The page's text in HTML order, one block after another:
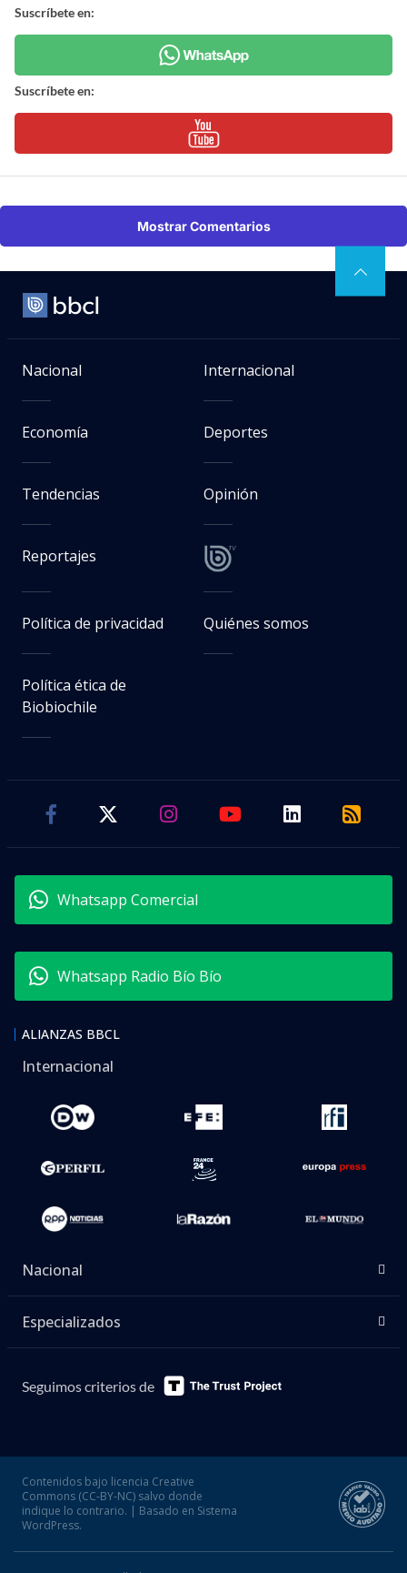
Suscríbete en:
Suscríbete en:
Mostrar Comentarios
Nacional Internacional
Economía Deportes
Tendencias Opinión
Reportajes
Política de privacidad Quiénes somos
Política ética de
Biobiochile
Whatsapp Comercial
Whatsapp Radio Bío Bío
ALIANZAS BBCL
Internacional
Nacional
Especializados
Seguimos criterios de
Contenidos bajo licencia Creative
Commons (CC-BY-NC) salvo donde
indique lo contrario. | Basado en Sistema
WordPress.